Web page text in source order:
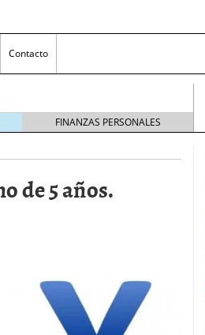
Contacto
25, 2024
en España que en el
FINANZAS PERSONALES
de 5 años.